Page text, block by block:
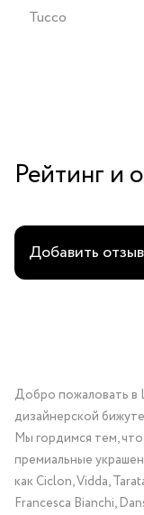
Tucco
Рейтинг и
Добавить отзыв
Добро пожаловать в
дизайнерской
Мы гордимся тем,
премиальные
как Ciclon, Vidda,
Francesca Bianchi,